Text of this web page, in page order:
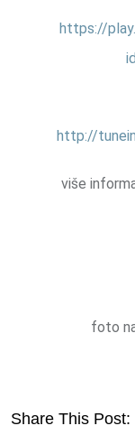
https://
http://
više
foto
Share This Post: